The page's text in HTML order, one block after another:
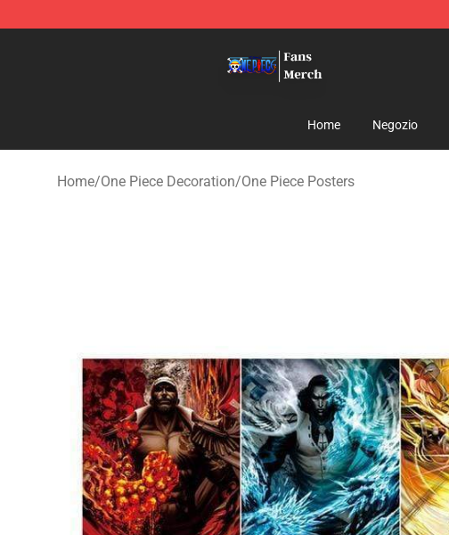
Home Negozio
Home/One Piece Decoration/One Piece Posters